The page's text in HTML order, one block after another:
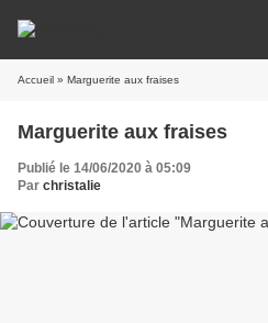
Accueil » Marguerite aux fraises
Marguerite aux fraises
Publié le 14/06/2020 à 05:09
Par christalie